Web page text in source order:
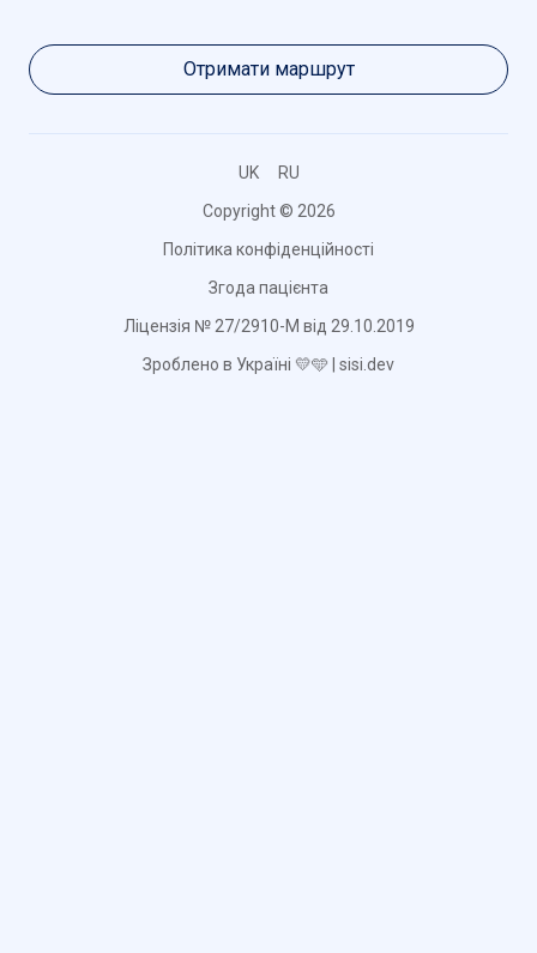
Отримати маршрут
UK
RU
Copyright © 2026
Політика конфіденційності
Згода пацієнта
Ліцензія № 27/2910-М від 29.10.2019
Зроблено в Україні 💛🩵 | sisi.dev